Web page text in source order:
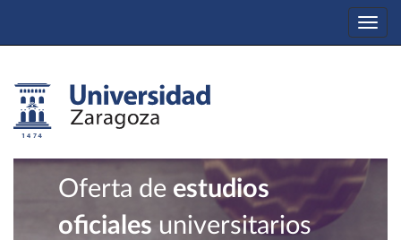
Oferta de estudios
oficiales universitarios